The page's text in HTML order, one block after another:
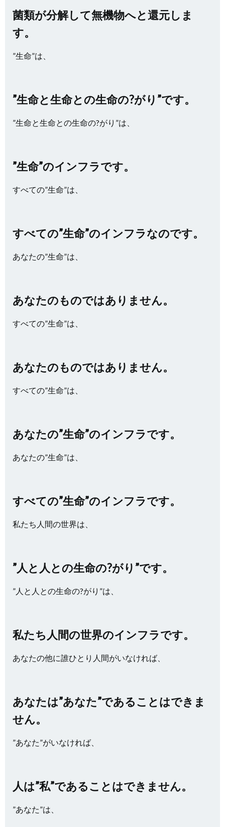
菌類が分解して無機物へと還元しま
す。
”生命”は、
”生命と生命との生命の?がり”です。
”生命と生命との生命の?がり”は、
”生命”のインフラです。
すべての”生命”は、
すべての”生命”のインフラなのです。
あなたの”生命”は、
あなたのものではありません。
すべての”生命”は、
あなたのものではありません。
すべての”生命”は、
あなたの”生命”のインフラです。
あなたの”生命”は、
すべての”生命”のインフラです。
私たち人間の世界は、
”人と人との生命の?がり”です。
”人と人との生命の?がり”は、
私たち人間の世界のインフラです。
あなたの他に誰ひとり人間がいなければ、
あなたは”あなた”であることはできま
せん。
”あなた”がいなければ、
人は”私”であることはできません。
”あなた”は、